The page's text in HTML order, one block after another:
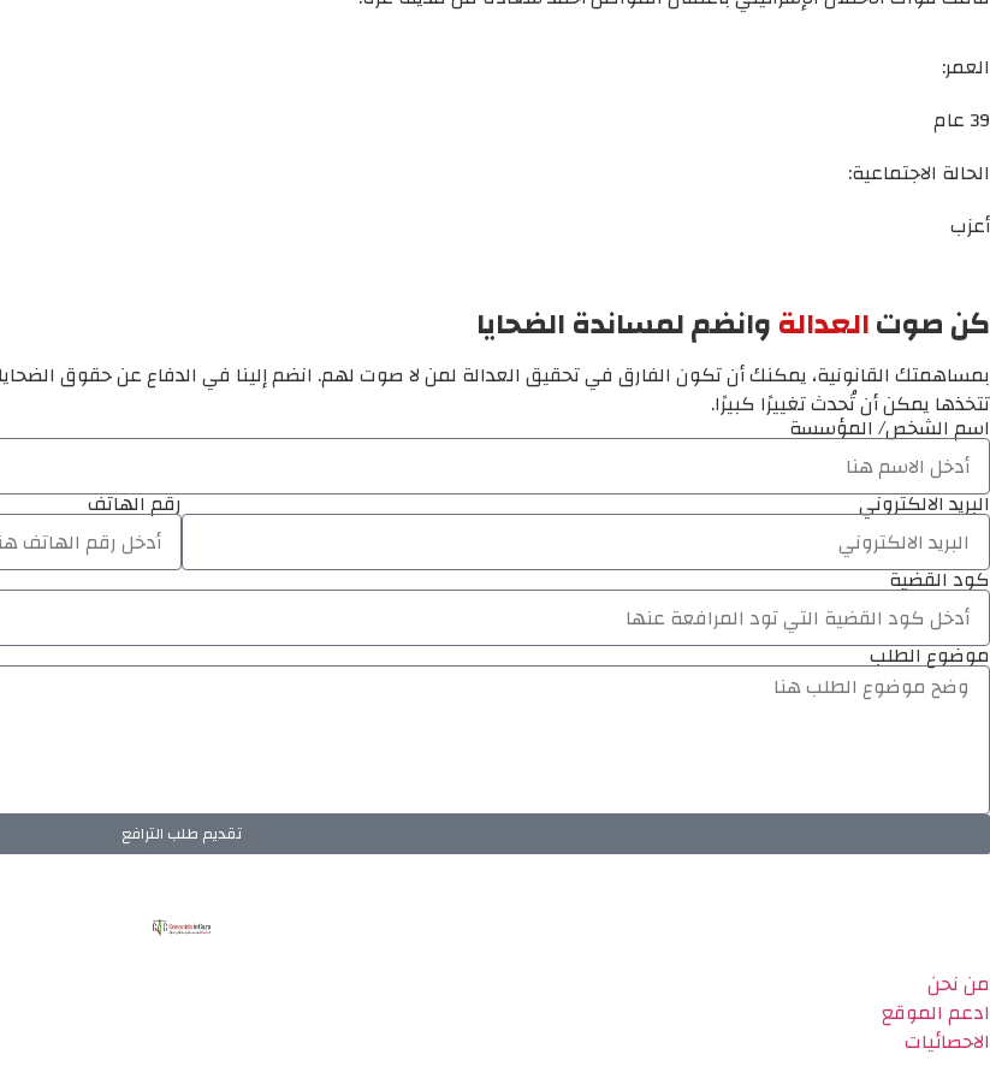
العمر:
39 عام
الحالة الاجتماعية:
أعزب
كن صوتالعدالةوانضم لمساندة الضحايا
بمساهمتك القانونية، يمكنك أن تكون الفارق في تحقيق العدالة لمن لا صوت لهم. انضم إلينا في الدفاع عن حقوق
تتخذها يمكن أن تُحدث تغييرًا كبيرًا.
اسم الشخص/ المؤسسة
البريد الالكتروني رقم الهاتف
كود القضية
موضوع الطلب
تقديم طلب الترافع
من نحن
ادعم الموقع
الاحصائيات